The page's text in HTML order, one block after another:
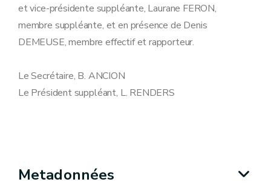
et vice-présidente suppléante, Laurane FERON,
membre suppléante, et en présence de Denis
DEMEUSE, membre effectif et rapporteur.
Le Secrétaire, B. ANCION
Le Président suppléant, L. RENDERS
Metadonnées